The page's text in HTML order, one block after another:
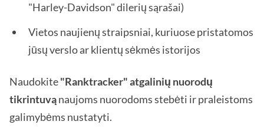
"Harley-Davidson" dilerių sąrašai)
Vietos naujienų straipsniai, kuriuose pristatomos
jūsų verslo ar klientų sėkmės istorijos
Naudokite"Ranktracker" atgalinių nuorodų
tikrintuvąnaujoms nuorodoms stebėti ir praleistoms
galimybėms nustatyti.